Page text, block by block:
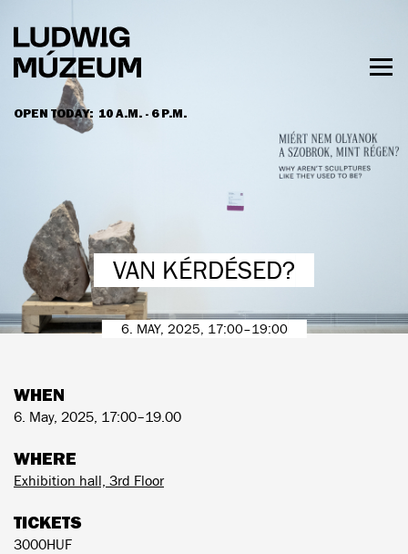
main
content
OPEN TODAY: 10 A.M. - 6 P.M.
HOURS & ADMISSION
VAN KÉRDÉSED?
6. MAY, 2025, 17:00–19:00
WHEN
6. May, 2025, 17:00–19.00
WHERE
Exhibition hall, 3rd Floor
TICKETS
3000HUF